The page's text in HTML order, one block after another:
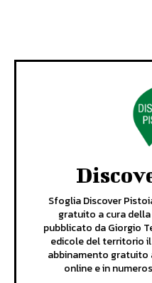
Sfoglia Discover
gratuito a cura
pubblicato da Giorgio
edicole del territorio
abbinamento gratuito
online e in